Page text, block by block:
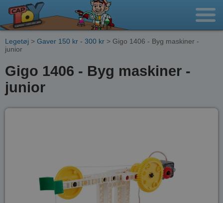
Legetøj > Gaver 150 kr - 300 kr > Gigo 1406 - Byg maskiner -
junior
Gigo 1406 - Byg maskiner -
junior